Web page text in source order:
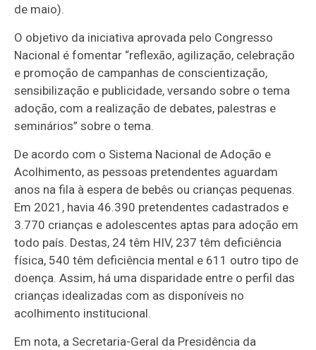
de maio).
O objetivo da iniciativa aprovada pelo Congresso
Nacional é fomentar “reflexão, agilização, celebração
e promoção de campanhas de conscientização,
sensibilização e publicidade, versando sobre o tema
adoção, com a realização de debates, palestras e
seminários” sobre o tema.
De acordo com o Sistema Nacional de Adoção e
Acolhimento, as pessoas pretendentes aguardam
anos na fila à espera de bebês ou crianças pequenas.
Em 2021, havia 46.390 pretendentes cadastrados e
3.770 crianças e adolescentes aptas para adoção em
todo país. Destas, 24 têm HIV, 237 têm deficiência
física, 540 têm deficiência mental e 611 outro tipo de
doença. Assim, há uma disparidade entre o perfil das
crianças idealizadas com as disponíveis no
acolhimento institucional.
Em nota, a Secretaria-Geral da Presidência da